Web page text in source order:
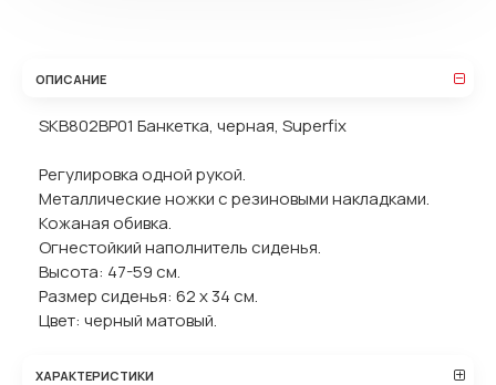
ОПИСАНИЕ
SKB802BP01 Банкетка, черная, Superfix
Регулировка одной рукой.
Металлические ножки с резиновыми накладками.
Кожаная обивка.
Огнестойкий наполнитель сиденья.
Высота: 47-59 см.
Размер сиденья: 62 х 34 см.
Цвет: черный матовый.
ХАРАКТЕРИСТИКИ